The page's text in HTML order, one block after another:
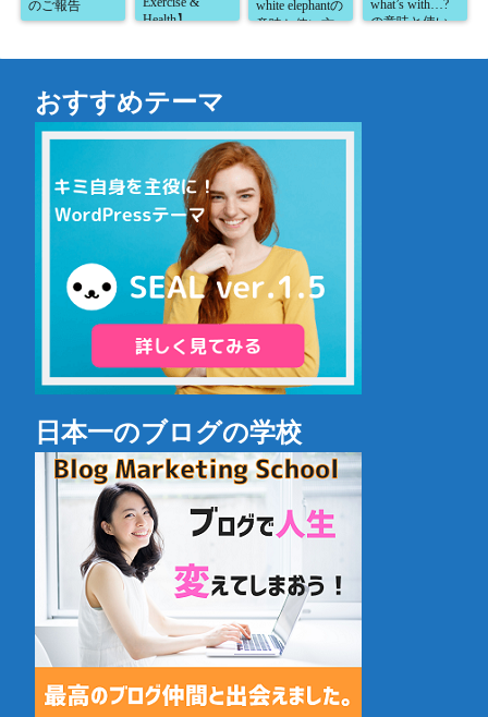
のご報告
Health】
white elephantの
意味と使い方
る！】
what’s with…?
の意味と使い
る！】
おすすめテーマ
日本一のブログの学校